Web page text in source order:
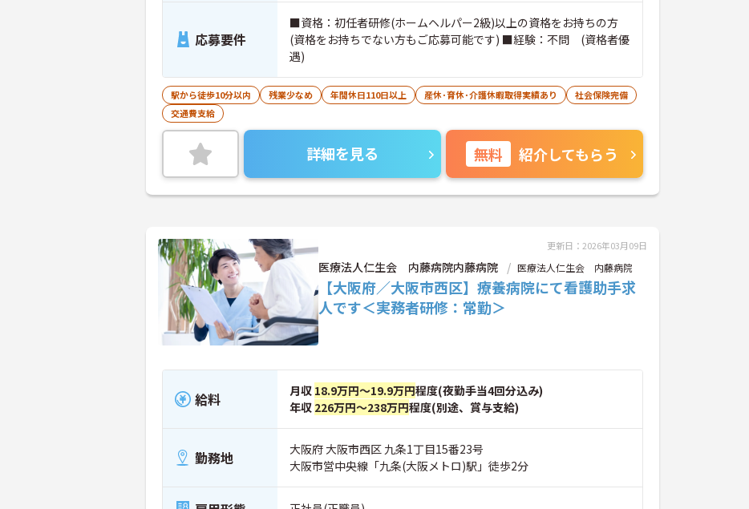
応募要件
■資格：初任者研修(ホームヘルパー2級)以上の資格をお持ちの方
(資格をお持ちでない方もご応募可能です) ■経験：不問 (資格者優
遇)
駅から徒歩10分以内 残業少なめ 年間休日110日以上 産休･育休･介護休暇取得実績あり
社会保険完備
交通費支給
詳細を見る 無料 紹介してもらう
更新日：2026年03月09日
医療法人仁生会 内藤病院内藤病院 医療法人仁生会 内藤病院
【大阪府／大阪市西区】療養病院にて看護助手求
人です＜実務者研修：常勤＞
給料 月収 18.9万円～19.9万円程度(夜勤手当4回分込み)
年収 226万円～238万円程度(別途、賞与支給)
勤務地
大阪府 大阪市西区 九条1丁目15番23号
大阪市営中央線「九条(大阪メトロ)駅」徒歩2分